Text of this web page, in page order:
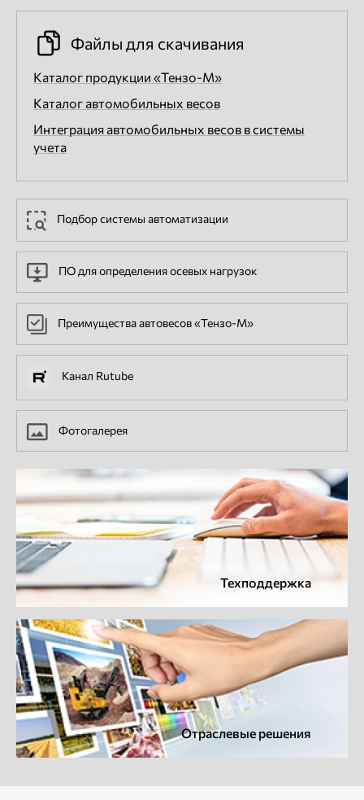
Файлы для скачивания
Каталог продукции «Тензо-М»
Каталог автомобильных весов
Интеграция автомобильных весов в системы
учета
Подбор системы автоматизации
ПО для определения осевых нагрузок
Преимущества автовесов «Тензо-М»
Канал Rutube
Фотогалерея
Техподдержка
Отраслевые решения